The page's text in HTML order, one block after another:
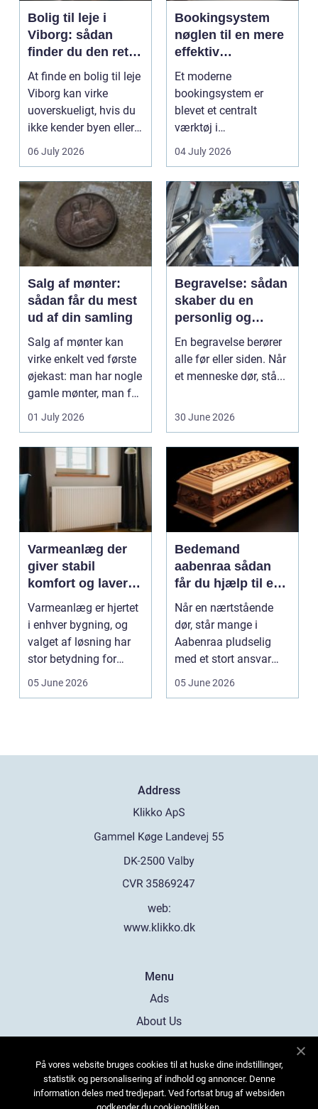
Bolig til leje i
Viborg: sådan
finder du den rette
lejlighed
At finde en bolig til leje
Viborg kan virke
uoverskueligt, hvis du
ikke kender byen eller
det lokale...
06 July 2026
Bookingsystem
nøglen til en mere
effektiv
klinikhverdag
Et moderne
bookingsystem er
blevet et centralt
værktøj i
sundhedssektoren.
Klinikker, praksis og
beh...
04 July 2026
Salg af mønter:
sådan får du mest
ud af din samling
Salg af mønter kan
virke enkelt ved første
øjekast: man har nogle
gamle mønter, man får
dem vurderet...
01 July 2026
Begravelse: sådan
skaber du en
personlig og
respektfuld afsked
En begravelse berører
alle før eller siden. Når
et menneske dør, stå...
30 June 2026
Varmeanlæg der
giver stabil
komfort og lavere
energiregning
Varmeanlæg er hjertet
i enhver bygning, og
valget af løsning har
stor betydning for
b&a...
05 June 2026
Bedemand
aabenraa sådan
får du hjælp til en
værdig afsked
Når en nærtstående
dør, står mange i
Aabenraa pludselig
med et stort ansvar
midt i sorgen.
05 June 2026
Address
web:
www.klikko.dk
Menu
Ads
About Us
Contact
Sitemap
På vores website bruges cookies til at huske dine indstillinger,
statistik og personalisering af indhold og annoncer. Denne
information deles med tredjepart. Ved fortsat brug af websiden